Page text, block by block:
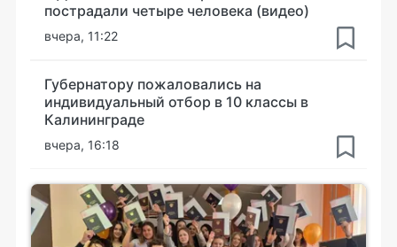
пострадали четыре человека (видео)
вчера, 11:22
Губернатору пожаловались на
индивидуальный отбор в 10 классы в
Калининграде
вчера, 16:18